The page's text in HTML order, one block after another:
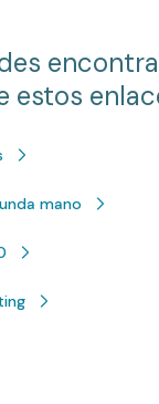
estos
mano